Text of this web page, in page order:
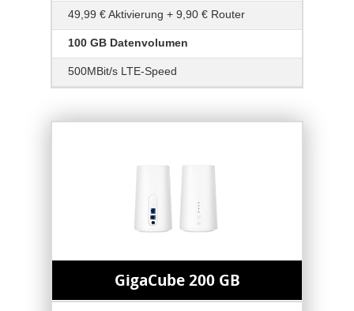
49,99 € Aktivierung + 9,90 € Router
100 GB Datenvolumen
500MBit/s LTE-Speed
GigaCube 200 GB